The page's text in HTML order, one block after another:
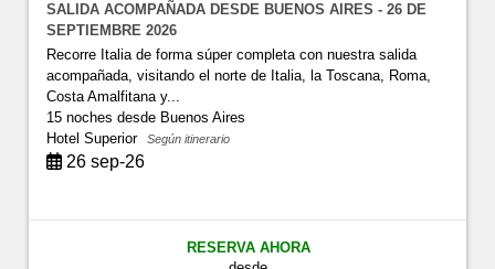
SALIDA ACOMPAÑADA DESDE BUENOS AIRES - 26 DE
SEPTIEMBRE 2026
Recorre Italia de forma súper completa con nuestra salida
acompañada, visitando el norte de Italia, la Toscana, Roma,
Costa Amalfitana y...
15 nochesdesde Buenos Aires
Hotel Superior
Según itinerario
26 sep-26
RESERVA AHORA